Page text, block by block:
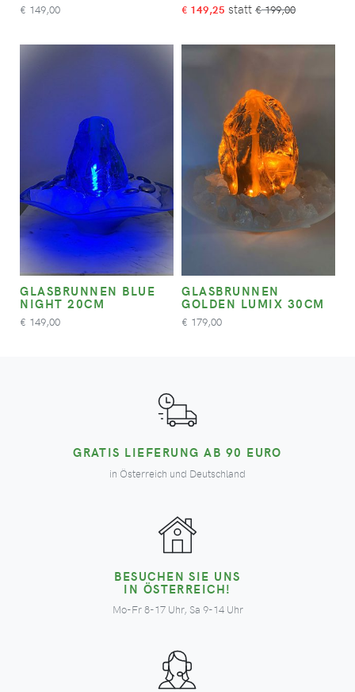
€ 149,00 € 149,25 €199,00
GLASBRUNNEN BLUE
NIGHT 20CM
€ 149,00
GLASBRUNNEN
GOLDEN LUMIX 30CM
€ 179,00
GRATIS LIEFERUNG AB 90 EURO
in Österreich und Deutschland
BESUCHEN SIE UNS
IN ÖSTERREICH!
Mo-Fr 8-17 Uhr, Sa 9-14 Uhr